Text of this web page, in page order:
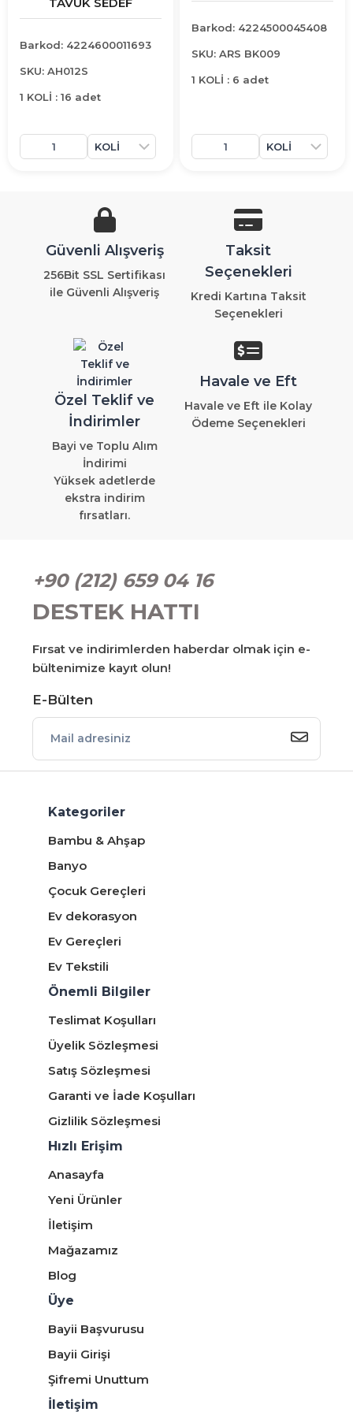
Barkod: 4224600011693
SKU: AH012S
1 KOLİ : 16 adet
Barkod: 4224500045408
SKU: ARS BK009
1 KOLİ : 6 adet
Güvenli Alışveriş
256Bit SSL Sertifikası
ile Güvenli Alışveriş
Taksit
Seçenekleri
Kredi Kartına Taksit
Seçenekleri
Özel Teklif ve
İndirimler
Bayi ve Toplu Alım
İndirimi
Yüksek adetlerde
ekstra indirim
fırsatları.
Havale ve Eft
Havale ve Eft ile Kolay
Ödeme Seçenekleri
+90 (212) 659 04 16
DESTEK HATTI
Fırsat ve indirimlerden haberdar olmak için e-
bültenimize kayıt olun!
E-Bülten
Kategoriler
Bambu & Ahşap
Banyo
Çocuk Gereçleri
Ev dekorasyon
Ev Gereçleri
Ev Tekstili
Önemli Bilgiler
Teslimat Koşulları
Üyelik Sözleşmesi
Satış Sözleşmesi
Garanti ve İade Koşulları
Gizlilik Sözleşmesi
Hızlı Erişim
Anasayfa
Yeni Ürünler
İletişim
Mağazamız
Blog
Üye
Bayii Başvurusu
Bayii Girişi
Şifremi Unuttum
İletişim